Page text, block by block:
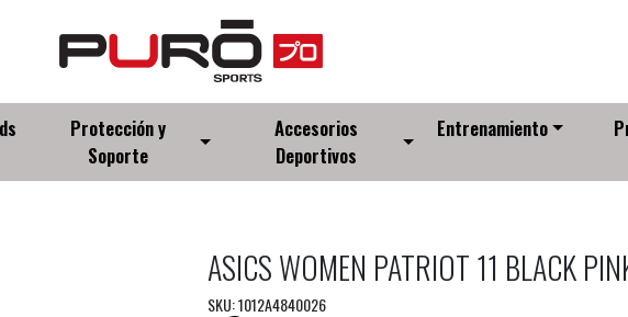
Protección y
Soporte
Accesorios
Deportivos
Entrenamiento
ASICS WOMEN PATRIOT 11 BLACK
SKU: 1012A4840026